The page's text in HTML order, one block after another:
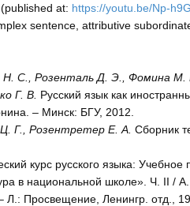
at: https://youtu.be/Np-
sentence, attributive
Н. С., Розенталь Д. Э., Фомина М.
Г. В. Русский язык как
– Минск: БГУ, 2012.
Г., Розентретер Е. А. Сборник
курс русского языка:
в национальной школе». Ч. II /
Л.: Просвещение, Ленингр. отд.,